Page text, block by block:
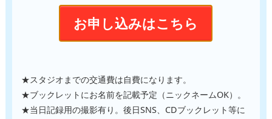
お申し込みはこちら
★スタジオまでの交通費は自費になります。
★ブックレットにお名前を記載予定（ニックネームOK）。
★当日記録用の撮影有り。後日SNS、CDブックレット等に